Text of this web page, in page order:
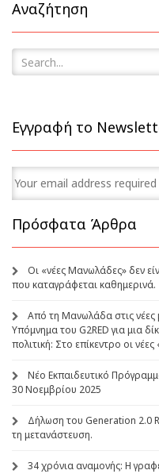
Αναζήτηση
Εγγραφή το
Πρόσφατα Άρθρα
Οι «νέες Μανωλάδες» δεν
που καταγράφεται καθημερινά.
Από τη Μανωλάδα στις νέες
Υπόμνημα του G2RED για μια
πολιτική: Στο επίκεντρο οι
Νέο Εκπαιδευτικό
30 Νοεμβρίου 2025
Δήλωση του Generation 2.0
τη μετανάστευση.
34 χρόνια αναμονής: Η